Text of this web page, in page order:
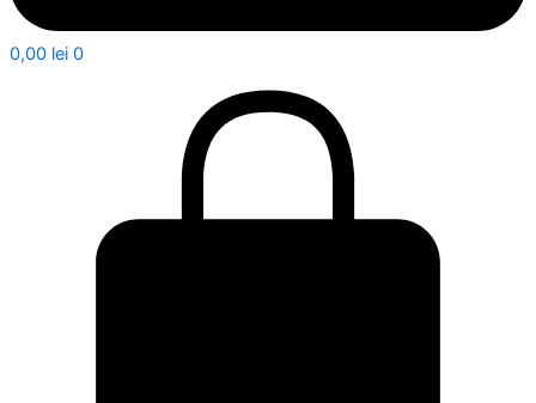
0,00 lei 0